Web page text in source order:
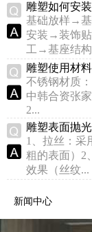
雕塑如何安装
基础放样→
安装→装饰
工→基座结构
雕塑使用材
不锈钢材质
中韩合资张
2...
雕塑表面抛
1、拉丝：采
粗的表面）2
效果（丝纹...
新闻中心